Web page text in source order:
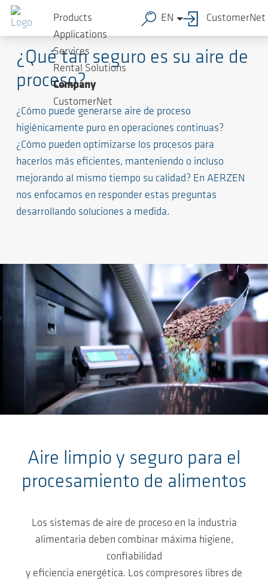
Procesamiento de alimentos
¿Qué tan seguro es su aire de
proceso?
¿Cómo puede generarse aire de proceso
higiénicamente puro en operaciones continuas?
¿Cómo pueden optimizarse los procesos para
hacerlos más eficientes, manteniendo o incluso
mejorando al mismo tiempo su calidad? En AERZEN
nos enfocamos en responder estas preguntas
desarrollando soluciones a medida.
Products
Applications
Services
Rental Solutions
Company
CustomerNet
EN CustomerNet
Aire limpio y seguro para el
procesamiento de alimentos
Los sistemas de aire de proceso en la industria
alimentaria deben combinar máxima higiene,
confiabilidad
y eficiencia energética. Los compresores libres de